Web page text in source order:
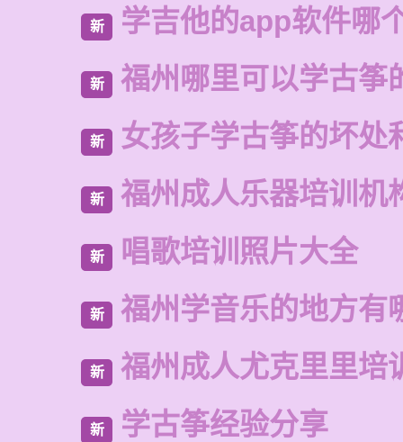
新 学吉他的app软件哪
新 福州哪里可以学古筝
新 女孩子学古筝的坏处
新 福州成人乐器培训机
新 唱歌培训照片大全
新 福州学音乐的地方有
新 福州成人尤克里里培
新 学古筝经验分享